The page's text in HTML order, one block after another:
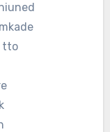
tto